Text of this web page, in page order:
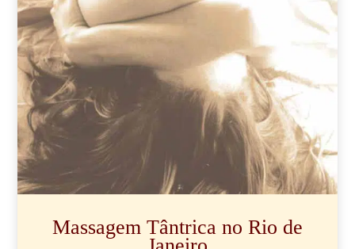
Massagem Tântrica no Rio de